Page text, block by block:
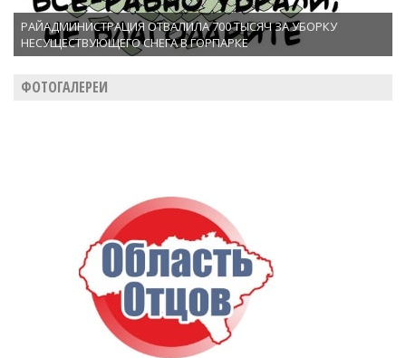
РАЙАДМИНИСТРАЦИЯ ОТВАЛИЛА 700 ТЫСЯЧ ЗА УБОРКУ
НЕСУЩЕСТВУЮЩЕГО СНЕГА В ГОРПАРКЕ
ФОТОГАЛЕРЕИ